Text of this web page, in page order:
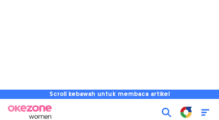
Scroll kebawah untuk membaca artikel